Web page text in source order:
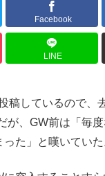
Facebook
LINE
稿しているので、
が、GW前は「毎度
た」と嘆いていた